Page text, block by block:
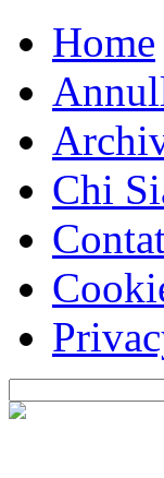
Home
Chi